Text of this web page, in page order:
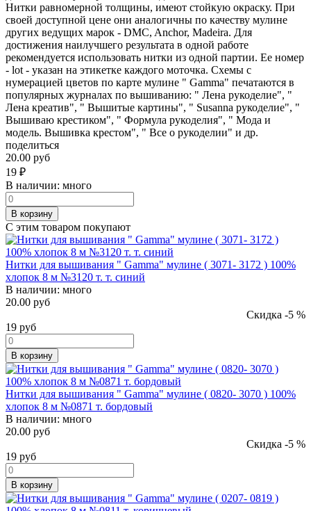
Нитки равномерной толщины, имеют стойкую окраску. При
своей доступной цене они аналогичны по качеству мулине
других ведущих марок - DMC, Anchor, Madeira. Для
достижения наилучшего результата в одной работе
рекомендуется использовать нитки из одной партии. Ее номер
- lot - указан на этикетке каждого моточка. Схемы с
нумерацией цветов по карте мулине " Gamma" печатаются в
популярных журналах по вышиванию: " Лена рукоделие", "
Лена креатив", " Вышитые картины", " Susanna рукоделие", "
Вышиваю крестиком", " Формула рукоделия", " Мода и
модель. Вышивка крестом", " Все о рукоделии" и др.
поделиться
20.00 руб
19 ₽
В наличии: много
В корзину
С этим товаром покупают
Нитки для вышивания " Gamma" мулине ( 3071- 3172 ) 100%
хлопок 8 м №3120 т. т. синий
В наличии: много
20.00 руб
Скидка -5 %
19 руб
В корзину
Нитки для вышивания " Gamma" мулине ( 0820- 3070 ) 100%
хлопок 8 м №0871 т. бордовый
В наличии: много
20.00 руб
Скидка -5 %
19 руб
В корзину